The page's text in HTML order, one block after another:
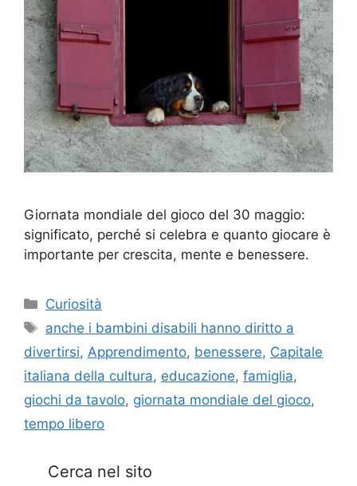
Giornata mondiale del gioco del 30 maggio:
significato, perché si celebra e quanto giocare è
importante per crescita, mente e benessere.
Categorie
Curiosità
Tag
anche i bambini disabili hanno diritto a
divertirsi, Apprendimento, benessere, Capitale
italiana della cultura, educazione, famiglia,
giochi da tavolo, giornata mondiale del gioco,
tempo libero
Cerca nel sito